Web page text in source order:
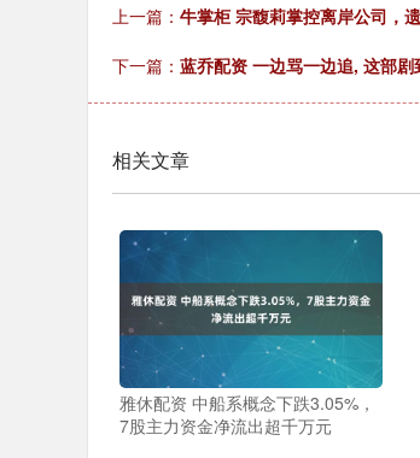
上一篇： 牛掌柜 宗馥莉掌控离岸公司，
下一篇： 蓝乔配资 一边骂一边追, 这部
相关文章
雅休配资 中船系概念下跌3.05%，
7股主力资金净流出超千万元